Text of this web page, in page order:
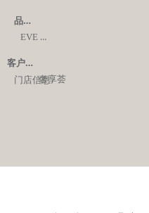
品牌探索:
品牌故事
客户服务:
门店信息奢享荟
EVE LOM SPA